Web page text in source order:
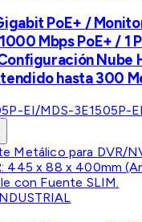
PoE+ /
Mbps PoE+ / 1
Nube
hasta 300
EI/MDS-3E1505P-